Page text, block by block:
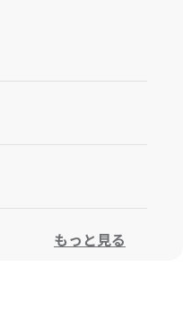
もっと見る